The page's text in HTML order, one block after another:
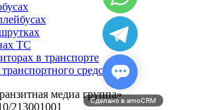
ТС
в транспорте
средства
медиа группа»
213001001
Сделано в amoCRM